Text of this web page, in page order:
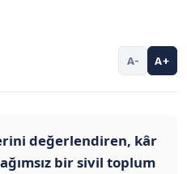
A- A+
değerlendiren, kâr
bir sivil toplum